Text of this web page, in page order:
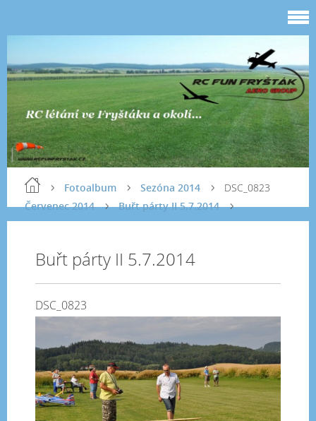
Fotoalbum
Sezóna 2014
Červenec 2014
Buřt párty II 5.7.2014
DSC_0823
Buřt párty II 5.7.2014
DSC_0823